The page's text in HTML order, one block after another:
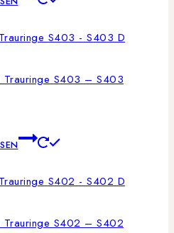
Trauringe S403 – S403
Trauringe S402 – S402